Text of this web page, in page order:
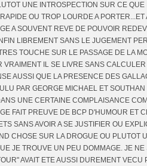
UNE INTROSPECTION SUR CE
OU TROP LOURDE A
A SOUVENT REVE DE POUVOIR
LIBREMENT SANS LE JUGEMENT
TOUCHE SUR LE PASSAGE DE LA
VRAIMENT IL SE LIVRE SANS
AUSSI QUE LA PRESENCE DES
PAR GEORGE MICHAEL ET
UNE CERTAINE COMPLAISANCE
FAIT PREUVE DE BCP D'HUMOUR ET
SANS AVOIR A SE JUSTIFIER OU
CHOSE SUR LA DROGUE OU PLUTOT
JE TROUVE UN PEU DOMMAGE. JE NE
AVAIT ETE AUSSI DUREMENT VECU